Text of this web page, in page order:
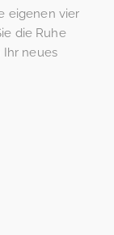
eigenen vier
die Ruhe
Ihr neues